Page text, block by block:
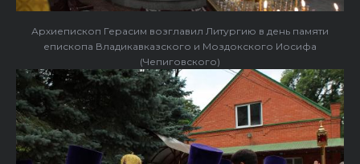
Архиепископ Герасим возглавил Литургию в день памяти
епископа Владикавказского и Моздокского Иосифа
(Чепиговского)